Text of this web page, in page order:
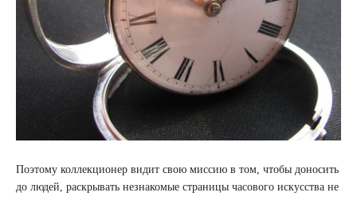
Поэтому коллекционер видит свою миссию в том, чтобы доносить
до людей, раскрывать незнакомые страницы часового искусства не